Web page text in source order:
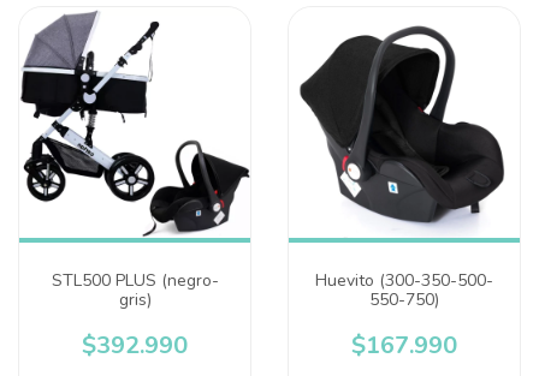
STL500 PLUS (negro-
gris)
$392.990
Huevito (300-350-500-
550-750)
$167.990